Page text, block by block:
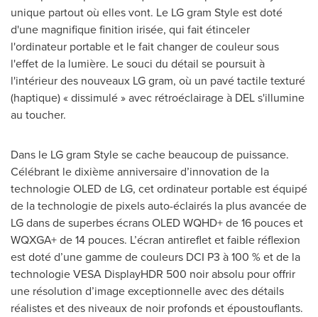
unique partout où elles vont. Le LG gram Style est doté
d'une magnifique finition irisée, qui fait étinceler
l'ordinateur portable et le fait changer de couleur sous
l'effet de la lumière. Le souci du détail se poursuit à
l'intérieur des nouveaux LG gram, où un pavé tactile texturé
(haptique) « dissimulé » avec rétroéclairage à DEL s'illumine
au toucher.
Dans le LG gram Style se cache beaucoup de puissance.
Célébrant le dixième anniversaire d’innovation de la
technologie OLED de LG, cet ordinateur portable est équipé
de la technologie de pixels auto-éclairés la plus avancée de
LG dans de superbes écrans OLED WQHD+ de 16 pouces et
WQXGA+ de 14 pouces. L’écran antireflet et faible réflexion
est doté d’une gamme de couleurs DCI P3 à 100 % et de la
technologie VESA DisplayHDR 500 noir absolu pour offrir
une résolution d’image exceptionnelle avec des détails
réalistes et des niveaux de noir profonds et époustouflants.